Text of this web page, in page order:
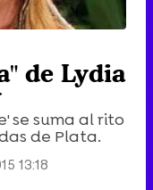
de Lydia
se suma al rito
de Plata.
13:18